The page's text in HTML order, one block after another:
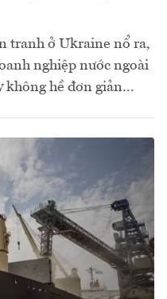
tranh ở Ukraine nổ ra,
nghiệp nước ngoài
không hề đơn giản...